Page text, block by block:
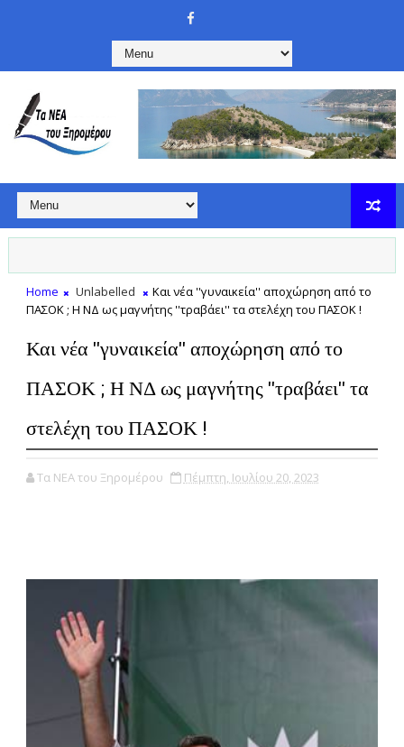
Home Unlabelled
Και νέα ''γυναικεία'' αποχώρηση από το
ΠΑΣΟΚ ; Η ΝΔ ως μαγνήτης ''τραβάει'' τα στελέχη του ΠΑΣΟΚ !
Και νέα ''γυναικεία'' αποχώρηση από το
ΠΑΣΟΚ ; Η ΝΔ ως μαγνήτης ''τραβάει'' τα
στελέχη του ΠΑΣΟΚ !
Τα ΝΕΑ του Ξηρομέρου Πέμπτη, Ιουλίου 20, 2023